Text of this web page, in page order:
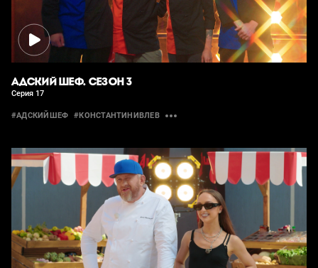
АДСКИЙ ШЕФ. СЕЗОН 3
Серия 17
#АДСКИЙШЕФ #КОНСТАНТИНИВЛЕВ